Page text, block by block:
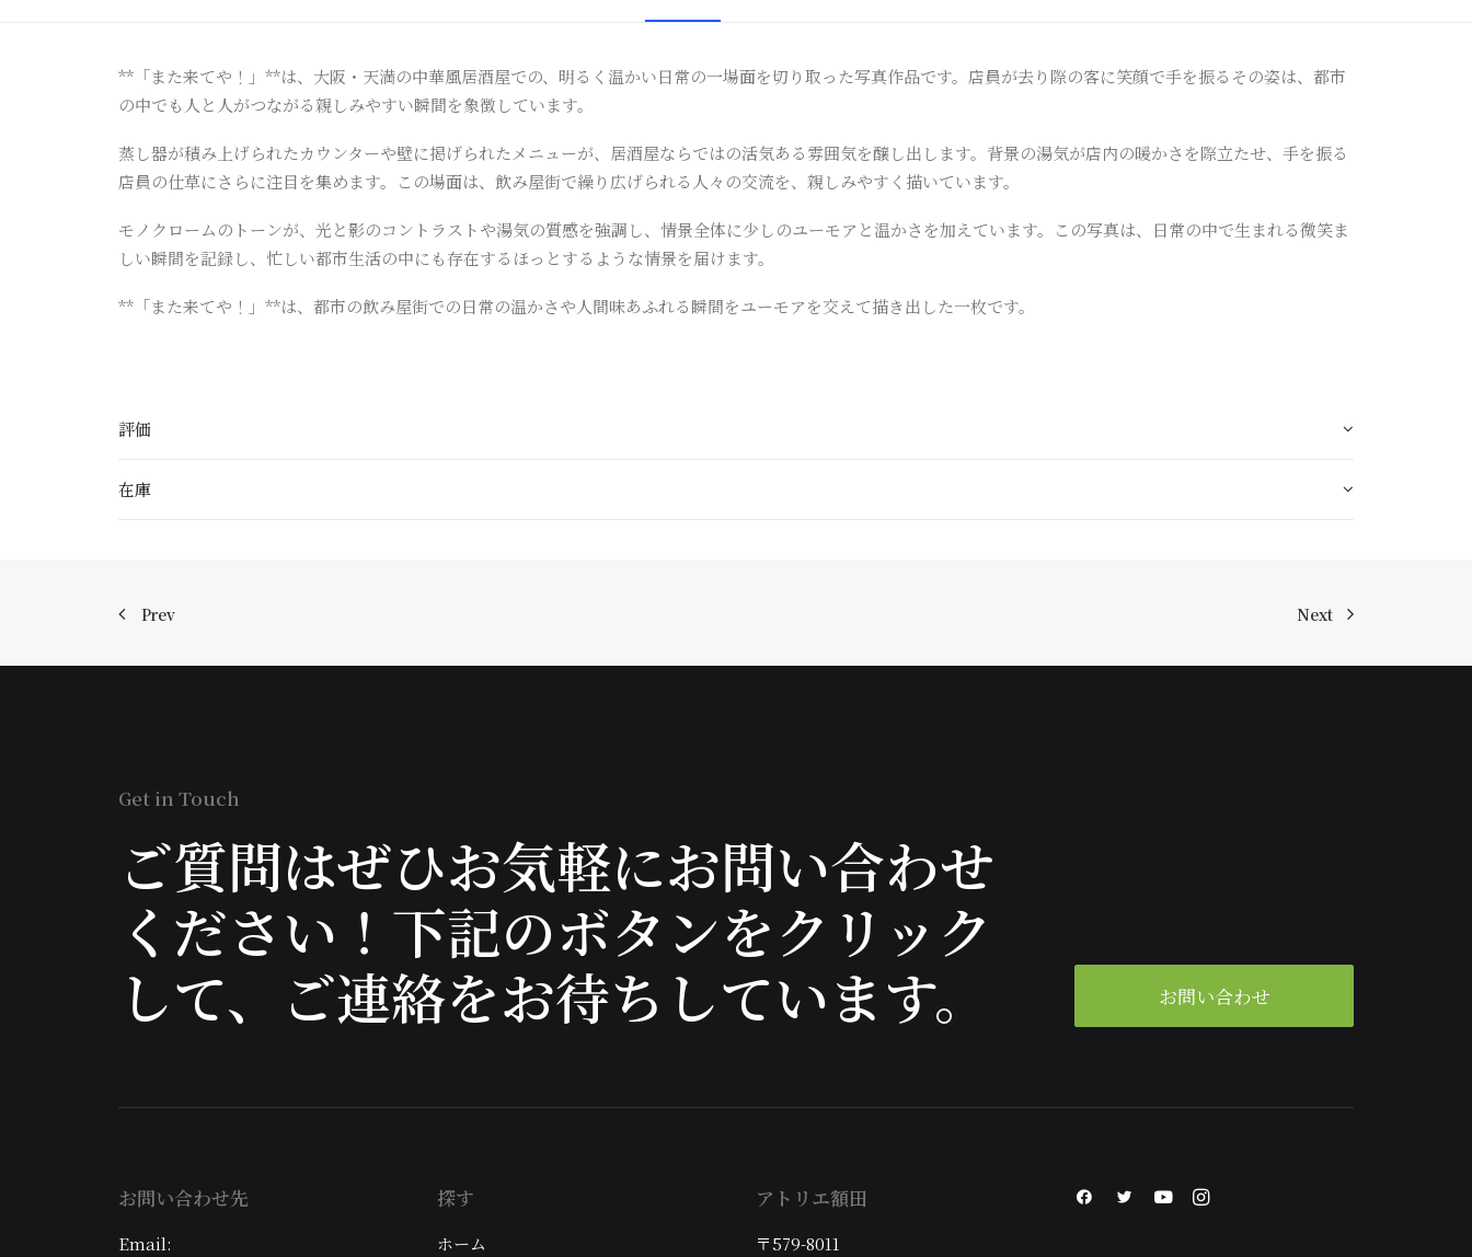
**「また来てや！」**は、大阪・天満の中華風居酒屋での、明るく温かい日常の一場面を切り取った写真作品です。店員が去り際の客に笑顔で手を振るその姿は、都市
の中でも人と人がつながる親しみやすい瞬間を象徴しています。
蒸し器が積み上げられたカウンターや壁に掲げられたメニューが、居酒屋ならではの活気ある雰囲気を醸し出します。背景の湯気が店内の暖かさを際立たせ、手を振る
店員の仕草にさらに注目を集めます。この場面は、飲み屋街で繰り広げられる人々の交流を、親しみやすく描いています。
モノクロームのトーンが、光と影のコントラストや湯気の質感を強調し、情景全体に少しのユーモアと温かさを加えています。この写真は、日常の中で生まれる微笑ま
しい瞬間を記録し、忙しい都市生活の中にも存在するほっとするような情景を届けます。
**「また来てや！」**は、都市の飲み屋街での日常の温かさや人間味あふれる瞬間をユーモアを交えて描き出した一枚です。
評価
在庫
Prev Next
Get in Touch
ご質問はぜひお気軽にお問い合わせ
ください！下記のボタンをクリック
して、ご連絡をお待ちしています。
お問い合わせ
お問い合わせ先
Email:
探す
ホーム
アトリエ額田
〒579-8011